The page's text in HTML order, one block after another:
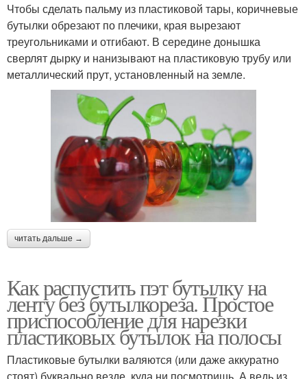
Чтобы сделать пальму из пластиковой тары, коричневые
бутылки обрезают по плечики, края вырезают
треугольниками и отгибают. В середине донышка
сверлят дырку и нанизывают на пластиковую трубу или
металлический прут, установленный на земле.
читать дальше →
Как распустить пэт бутылку на
ленту без бутылкореза. Простое
приспособление для нарезки
пластиковых бутылок на полосы
Пластиковые бутылки валяются (или даже аккуратно
стоят) буквально везде, куда ни посмотришь. А ведь из